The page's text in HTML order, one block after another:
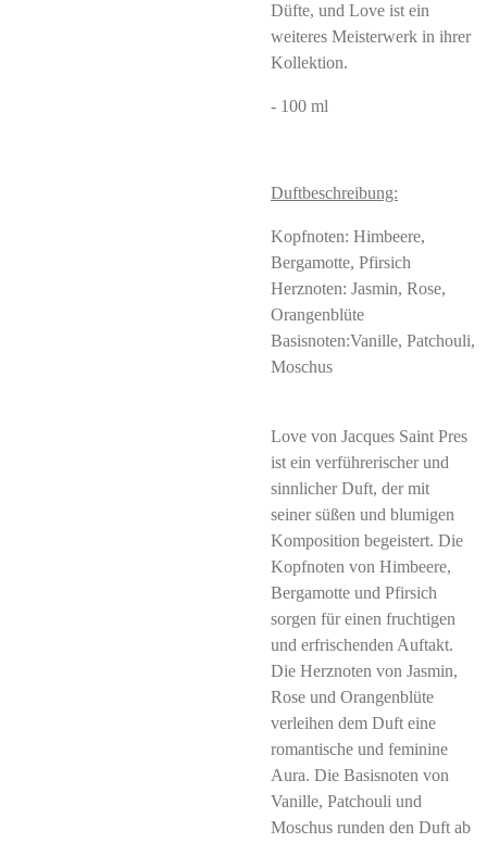
Düfte, und Love ist ein
weiteres Meisterwerk in ihrer
Kollektion.
- 100 ml
Duftbeschreibung:
Kopfnoten: Himbeere,
Bergamotte, Pfirsich
Herznoten: Jasmin, Rose,
Orangenblüte
Basisnoten:Vanille, Patchouli,
Moschus
Love von Jacques Saint Pres
ist ein verführerischer und
sinnlicher Duft, der mit
seiner süßen und blumigen
Komposition begeistert. Die
Kopfnoten von Himbeere,
Bergamotte und Pfirsich
sorgen für einen fruchtigen
und erfrischenden Auftakt.
Die Herznoten von Jasmin,
Rose und Orangenblüte
verleihen dem Duft eine
romantische und feminine
Aura. Die Basisnoten von
Vanille, Patchouli und
Moschus runden den Duft ab